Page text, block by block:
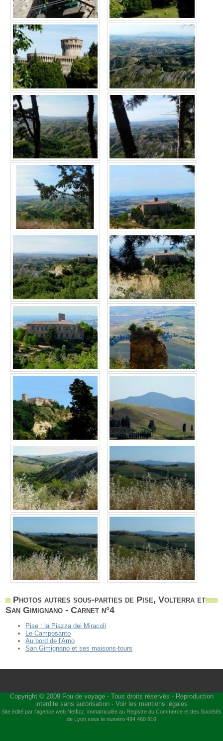
Photos autres sous-parties de Pise, Volterra et
San Gimignano - Carnet n°4
Pise : la Piazza dei Miracoli
Le Camposanto
Au bord de l'Arno
San Gimignano et ses maisons-tours
Copyright © 2009 Fou de voyage- Tous droits réservés - Reproduction
interdite sans autorisation - Voir les mentions légales
Site édité par l'agence web Netfizz , immatriculée au Registre du Commerce et des Sociétés
de Lyon sous le numéro 494 460 819